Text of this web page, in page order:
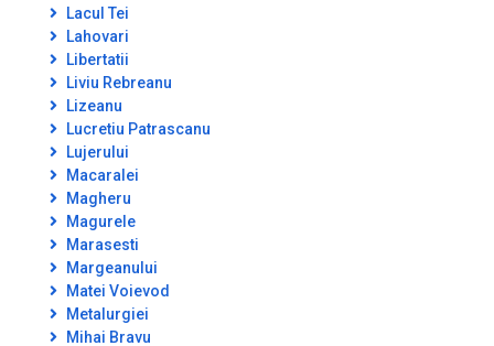
Lacul Tei
Lahovari
Libertatii
Liviu Rebreanu
Lizeanu
Lucretiu Patrascanu
Lujerului
Macaralei
Magheru
Magurele
Marasesti
Margeanului
Matei Voievod
Metalurgiei
Mihai Bravu